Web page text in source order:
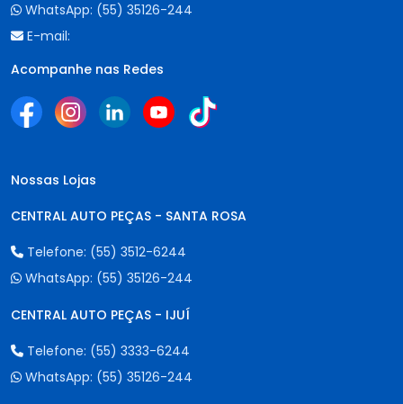
WhatsApp: (55) 35126-244
E-mail:
Acompanhe nas Redes
Nossas Lojas
CENTRAL AUTO PEÇAS - SANTA ROSA
Telefone: (55) 3512-6244
WhatsApp: (55) 35126-244
CENTRAL AUTO PEÇAS - IJUÍ
Telefone: (55) 3333-6244
WhatsApp: (55) 35126-244